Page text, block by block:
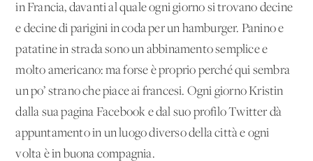
in Francia, davanti al quale ogni giorno si trovano decine
e decine di parigini in coda per un hamburger. Panino e
patatine in strada sono un abbinamento semplice e
molto americano: ma forse è proprio perché qui sembra
un po’ strano che piace ai francesi. Ogni giorno Kristin
dalla sua pagina Facebook e dal suo profilo Twitter dà
appuntamento in un luogo diverso della città e ogni
volta è in buona compagnia.